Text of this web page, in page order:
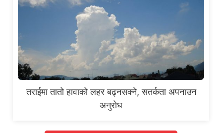
तराईमा तातो हावाको लहर बढ्नसक्ने, सतर्कता अपनाउन
अनुरोध